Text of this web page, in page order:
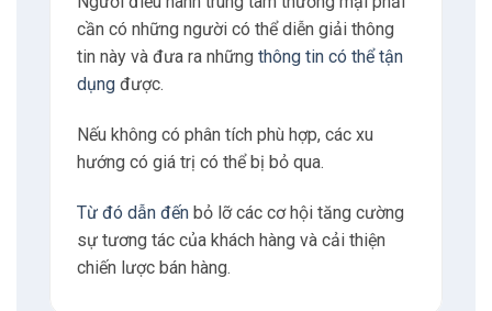
cần có những người có thể diễn giải thông
tin này và đưa ra những thông tin có thể tận
dụngđược.
Nếu không có phân tích phù hợp, các xu
hướng có giá trị có thể bị bỏ qua.
Từ đó dẫn đếnbỏ lỡ các cơ hội tăng cường
sự tương tác của khách hàng và cải thiện
chiến lược bán hàng.